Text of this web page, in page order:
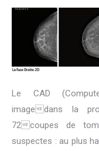
Le CAD
imagedans la
72coupes de
suspectes : au plus